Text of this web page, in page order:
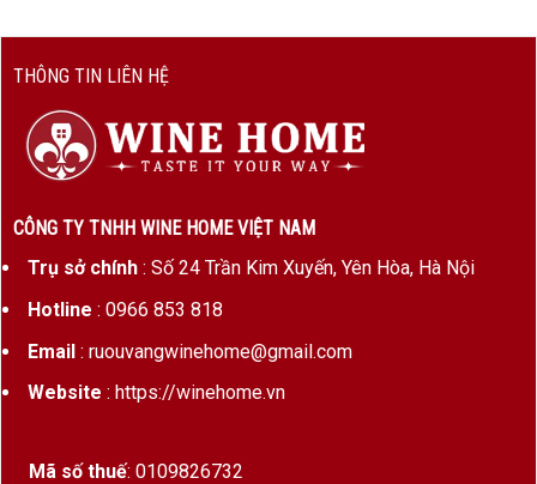
THÔNG TIN LIÊN HỆ
CÔNG TY TNHH WINE HOME VIỆT NAM
Trụ sở chính: Số 24 Trần Kim Xuyến, Yên Hòa, Hà Nội
Hotline : 0966 853 818
Email: ruouvangwinehome@gmail.com
Website : https://winehome.vn
Mã số thuế: 0109826732